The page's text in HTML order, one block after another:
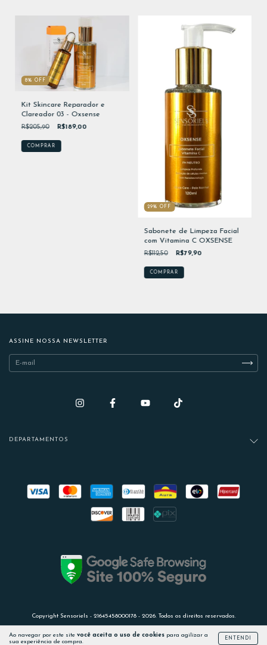
Ao navegar por este site você aceita o uso de cookies para agilizar a
sua experiência de compra.
ENTENDI
8% OFF
Kit Skincare Reparador e
Clareador 03 - Oxsense
R$205,90 R$189,00
29%OFF
Sabonete de Limpeza Facial
com Vitamina C OXSENSE
R$112,50 R$79,90
ASSINE NOSSA NEWSLETTER
DEPARTAMENTOS
Copyright Sensoriels - 21645458000178 - 2026. Todos os direitos reservados.